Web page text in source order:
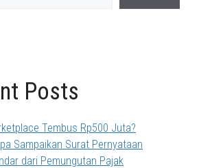
Posts
Tembus Rp500 Juta?
Sampaikan Surat Pernyataan
dari Pemungutan Pajak